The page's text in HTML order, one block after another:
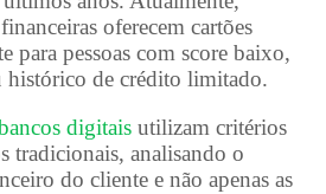
oferecem cartões
para pessoas com score baixo,
histórico de crédito limitado.
digitaisutilizam critérios
tradicionais, analisando o
do cliente e não apenas as